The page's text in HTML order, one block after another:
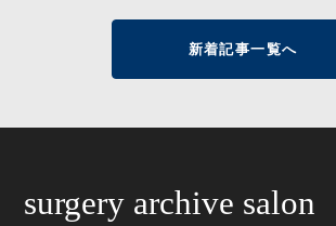
新着記事一覧へ
surgery archive salon